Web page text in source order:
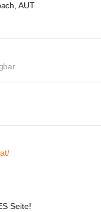
AUT
Seite!